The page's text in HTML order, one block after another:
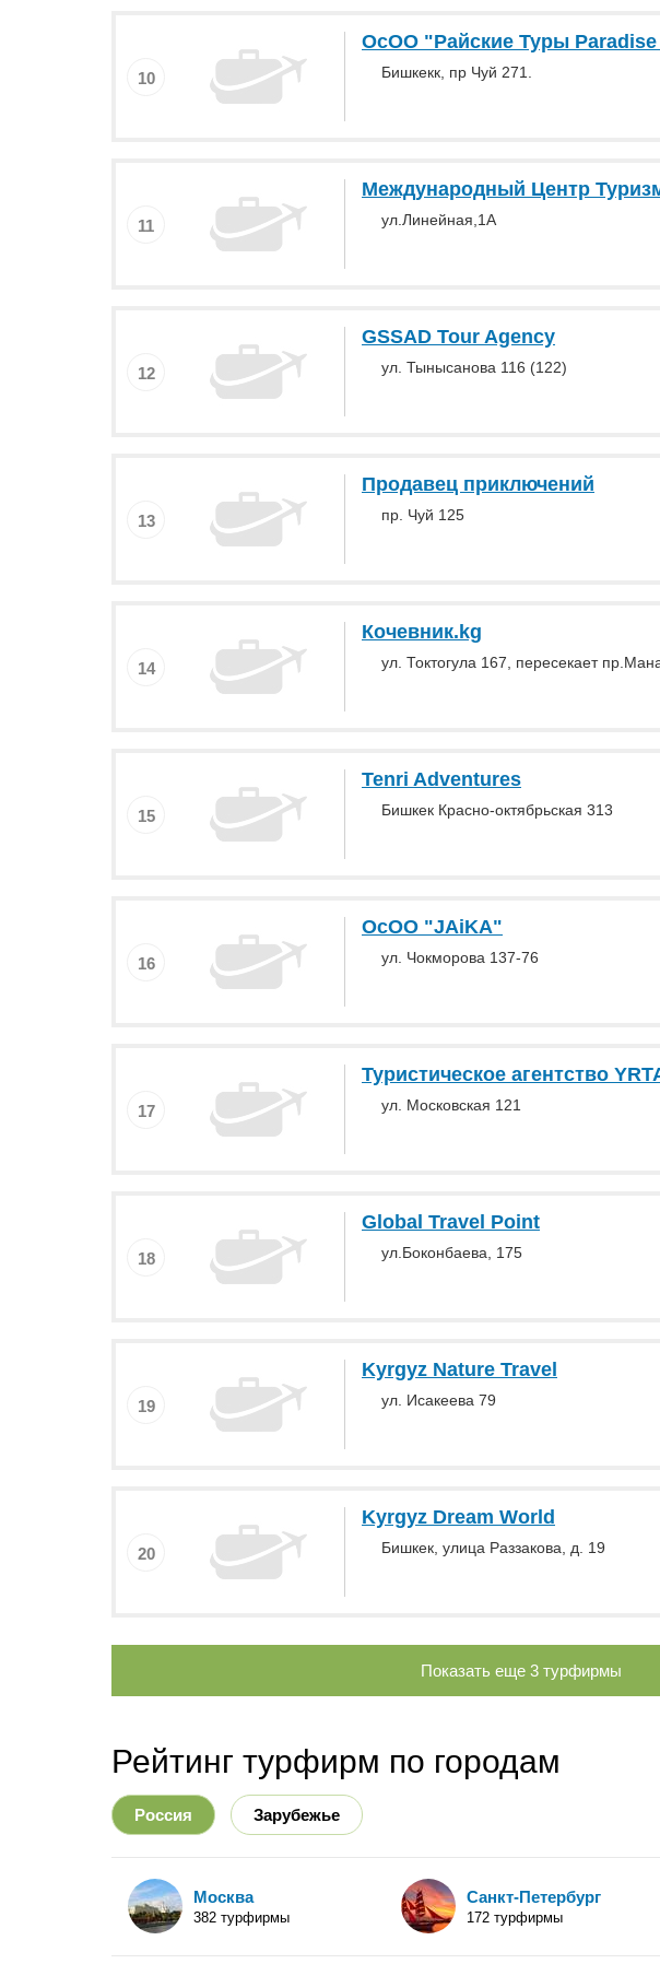
10
ОсОО "Райские Туры
Бишкекк, пр Чуй 271.
11
Международный Центр
ул.Линейная,1А
12
GSSAD Tour Agency
ул. Тынысанова 116 (122)
13
Продавец приключений
пр. Чуй 125
14
Кочевник.kg
ул. Токтогула 167, пересекает
15
Tenri Adventures
Бишкек Красно-октябрьская 313
16
ОсОО "JAiKA"
ул. Чокморова 137-76
17
Туристическое агентство
ул. Московская 121
18
Global Travel Point
ул.Боконбаева, 175
19
Kyrgyz Nature Travel
ул. Исакеева 79
20
Kyrgyz Dream World
Бишкек, улица Раззакова, д. 19
Показать еще 3 турфирмы
Рейтинг турфирм по городам
Россия Зарубежье
Москва
382 турфирмы
Санкт-Петербург
172 турфирмы